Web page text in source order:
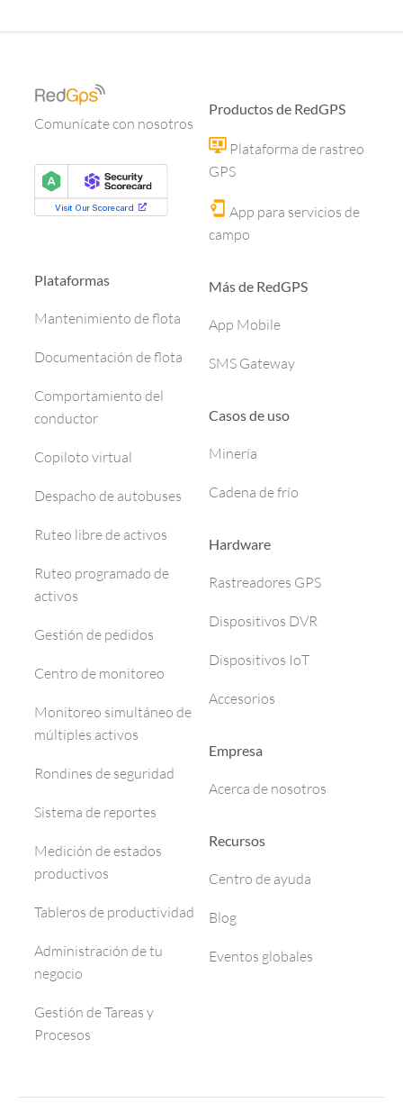
Comunícate con nosotros
Plataformas
Mantenimiento de flota
Documentación de flota
Comportamiento del
conductor
Copiloto virtual
Despacho de autobuses
Ruteo libre de activos
Ruteo programado de
activos
Gestión de pedidos
Centro de monitoreo
Monitoreo simultáneo de
múltiples activos
Rondines de seguridad
Sistema de reportes
Medición de estados
productivos
Tableros de productividad
Administración de tu
negocio
Gestión de Tareas y
Procesos
Productos de RedGPS
Plataforma de rastreo
GPS
App para servicios de
campo
Más de RedGPS
App Mobile
SMS Gateway
Casos de uso
Minería
Cadena de frío
Hardware
Rastreadores GPS
Dispositivos DVR
Dispositivos IoT
Accesorios
Empresa
Acerca de nosotros
Recursos
Centro de ayuda
Blog
Eventos globales